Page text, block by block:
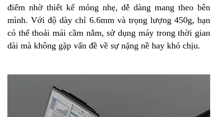
điểm nhờ thiết kế mỏng nhẹ, dễ dàng mang theo bên
mình. Với độ dày chỉ 6.6mm và trọng lượng 450g, bạn
có thể thoải mái cầm nắm, sử dụng máy trong thời gian
dài mà không gặp vấn đề về sự nặng nề hay khó chịu.